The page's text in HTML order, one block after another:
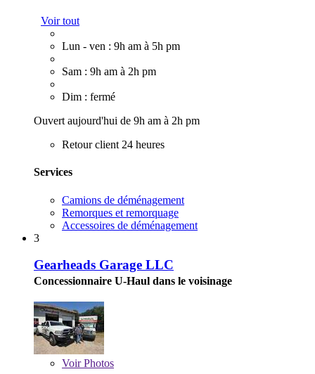
Voir tout
Lun - ven : 9h am à 5h pm
Sam : 9h am à 2h pm
Dim : fermé
Ouvert aujourd'hui de 9h am à 2h pm
Retour client 24 heures
Services
Camions de déménagement
Remorques et remorquage
Accessoires de déménagement
3
Gearheads Garage LLC
Concessionnaire U-Haul dans le voisinage
VoirPhotos